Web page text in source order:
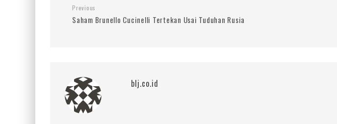
Previous
Saham Brunello Cucinelli Tertekan Usai Tuduhan Rusia
blj.co.id